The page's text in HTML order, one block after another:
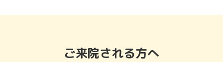
ご来院される方へ